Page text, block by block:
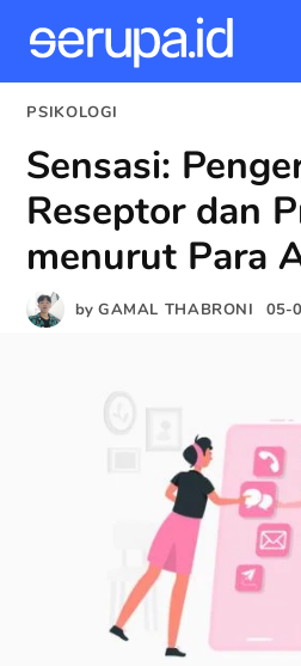
content
POSTED
PSIKOLOGI
Sensasi:
Reseptor dan
menurut Para
by GAMAL THABRONI 05-